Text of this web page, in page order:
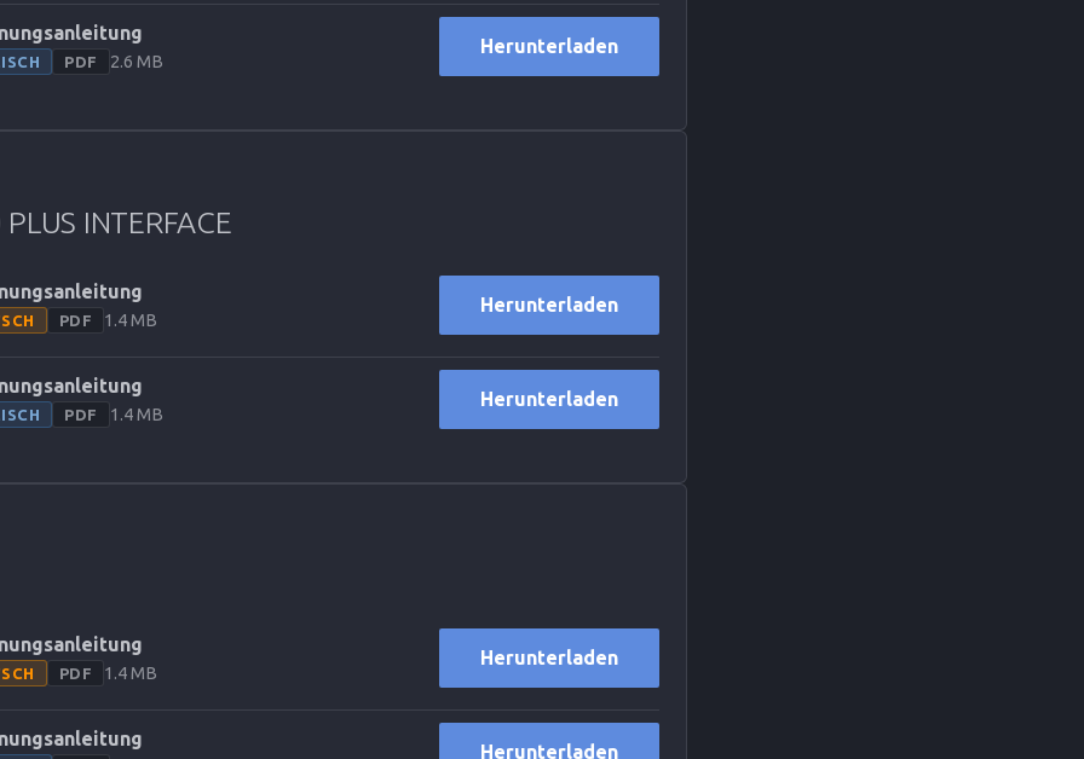
PDF 2.6 MB
Herunterladen
INTERFACE
PDF 1.4 MB
Herunterladen
PDF 1.4 MB
Herunterladen
PDF 1.4 MB
Herunterladen
Herunterladen